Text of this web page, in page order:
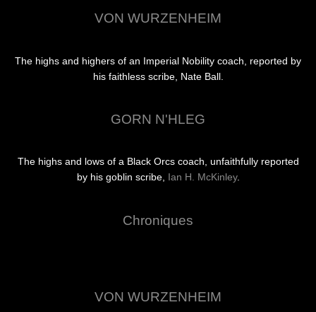
VON WURZENHEIM
The highs and highers of an Imperial Nobility coach, reported by
his faithless scribe, Nate Ball.
GORN N'HLEG
The highs and lows of a Black Orcs coach, unfaithfully reported
by his goblin scribe, Ian H. McKinley.
Chroniques
VON WURZENHEIM